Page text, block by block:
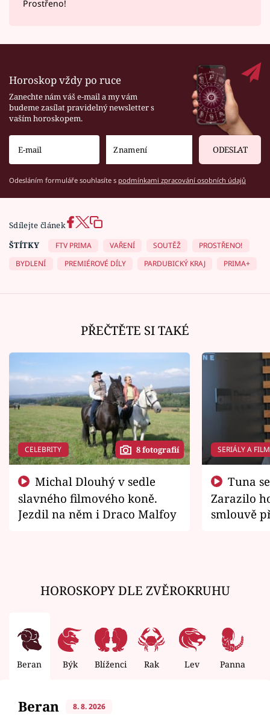
Prostřeno!
Horoskop vždy po ruce
Zanechte nám váš e-mail a my vám
budeme zasílat pravidelný newsletter s
vaším horoskopem.
ODESLAT
Odesláním formuláře souhlasíte s podmínkami zpracování osobních údajů
Sdílejte článek
ŠTÍTKY
FTV PRIMA VAŘENÍ SOUTĚŽ
PROSTŘENO!
BYDLENÍ
PREMIÉROVÉ DÍLY PARDUBICKÝ KRAJ PRIMA+
PŘEČTĚTE SI TAKÉ
CELEBRITY 8 fotografií
slavného filmového koně.
Jezdil na něm i Draco Malfoy
SERIÁLY A
Zarazilo
smlouvě
HOROSKOPY DLE ZVĚROKRUHU
Beran Býk Blíženci Rak Lev Panna
Beran 8. 8. 2026